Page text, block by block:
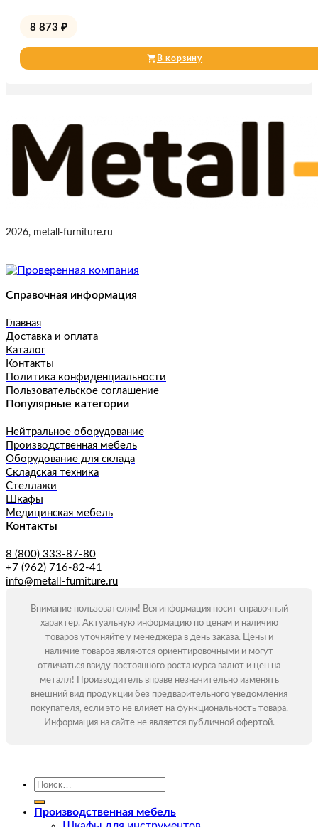
8 873 ₽
В корзину
2026, metall-furniture.ru
Справочная информация
Главная
Доставка и оплата
Каталог
Контакты
Политика конфиденциальности
Пользовательское соглашение
Популярные категории
Нейтральное оборудование
Производственная мебель
Оборудование для склада
Складская техника
Стеллажи
Шкафы
Медицинская мебель
Контакты
8 (800) 333-87-80
+7 (962) 716-82-41
info@metall-furniture.ru
Внимание пользователям! Вся информация носит справочный
характер. Актуальную информацию по ценам и наличию
товаров уточняйте у менеджера в день заказа. Цены и
наличие товаров являются ориентировочными и могут
отличаться ввиду постоянного роста курса валют и цен на
металл! Производитель вправе незначительно изменять
внешний вид продукции без предварительного уведомления
покупателя, если это не влияет на функциональность товара.
Информация на сайте не является публичной офертой.
Искать:
Производственная мебель